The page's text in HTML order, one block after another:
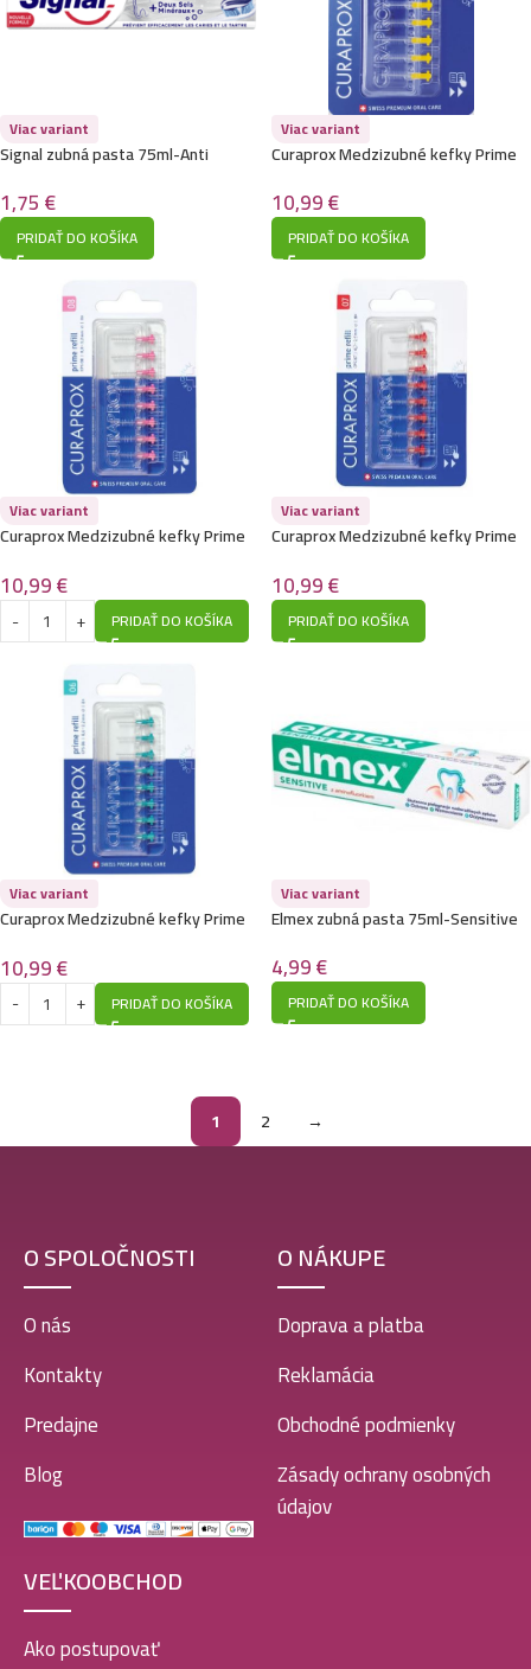
Viac variant
Signal zubná pasta 75ml-Anti
1,75€
PRIDAŤ DO KOŠÍKA
Viac variant
Curaprox Medzizubné kefky Prime
10,99€
PRIDAŤ DO KOŠÍKA
Viac variant
Curaprox Medzizubné kefky Prime
10,99€
PRIDAŤ DO KOŠÍKA
Viac variant
Curaprox Medzizubné kefky Prime
10,99€
PRIDAŤ DO KOŠÍKA
Viac variant
Curaprox Medzizubné kefky Prime
10,99€
PRIDAŤ DO KOŠÍKA
Viac variant
Elmex zubná pasta 75ml-Sensitive
4,99€
PRIDAŤ DO KOŠÍKA
1 2 →
O SPOLOČNOSTI
O nás
Kontakty
Predajne
Blog
O NÁKUPE
Doprava a platba
Reklamácia
Obchodné podmienky
Zásady ochrany osobných
údajov
VEĽKOOBCHOD
Ako postupovať